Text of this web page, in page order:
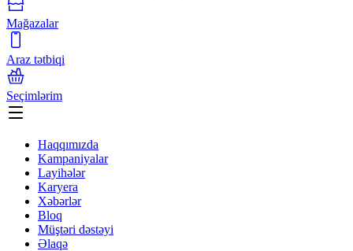
Mağazalar
Araz tətbiqi
Seçimlərim
Haqqımızda
Kampaniyalar
Layihələr
Karyera
Xəbərlər
Bloq
Müştəri dəstəyi
Əlaqə